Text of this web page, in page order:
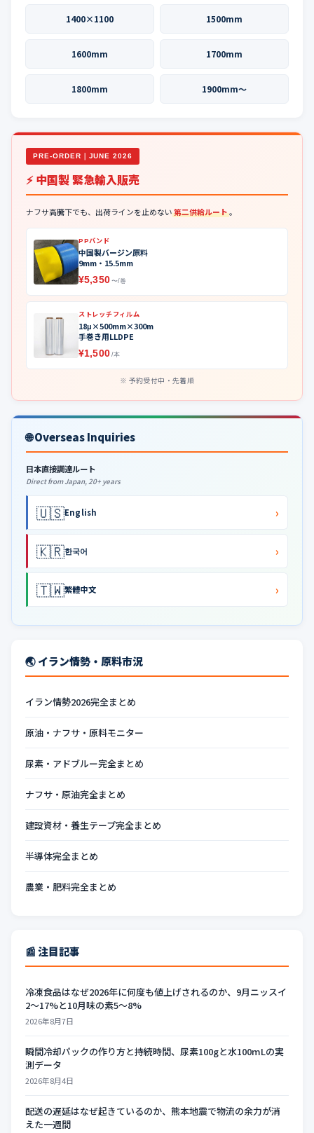
1400×1100 1500mm
1600mm 1700mm
1800mm 1900mm〜
PRE-ORDER｜JUNE 2026
⚡ 中国製 緊急輸入販売
ナフサ高騰下でも、出荷ラインを止めない第二供給ルート。
PPバンド
中国製バージン原料
9mm・15.5mm
¥5,350 〜/巻
ストレッチフィルム
18μ×500mm×300m
手巻き用LLDPE
¥1,500 /本
予約受付中・先着順
🌐 Overseas Inquiries
日本直接調達ルート
Direct from Japan, 20+ years
🇺🇸English ›
🇰🇷한국어 ›
🇹🇼繁體中文 ›
🌏 イラン情勢・原料市況
イラン情勢2026完全まとめ
原油・ナフサ・原料モニター
尿素・アドブルー完全まとめ
ナフサ・原油完全まとめ
建設資材・養生テープ完全まとめ
半導体完全まとめ
農業・肥料完全まとめ
📰 注目記事
冷凍食品はなぜ2026年に何度も値上げされるのか、9月ニッスイ
2〜17%と10月味の素5〜8%
2026年8月7日
瞬間冷却パックの作り方と持続時間、尿素100gと水100mLの実
測データ
2026年8月4日
配送の遅延はなぜ起きているのか、熊本地震で物流の余力が消
えた一週間